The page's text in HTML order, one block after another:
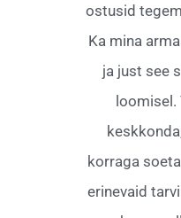
ostusid
Ka mina
ja just see
loomisel.
korraga
erinevaid